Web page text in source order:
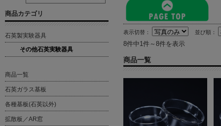
表示切替： 並び順：
8件中1件～8件を表示
商品一覧
商品カテゴリ
石英製実験器具
その他石英実験器具
商品一覧
石英ガラス基板
各種基板(石英以外)
拡散板／AR窓